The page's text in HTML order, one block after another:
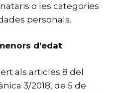
o les categories
personals.
d’edat
als articles 8 del
3/2018, de 5 de